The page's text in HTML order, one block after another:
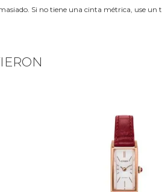
Si no tiene una cinta métrica, use